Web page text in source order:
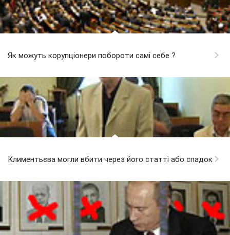
Як можуть корупціонери побороти самі себе ?
Климентьєва могли вбити через його статті або спадок